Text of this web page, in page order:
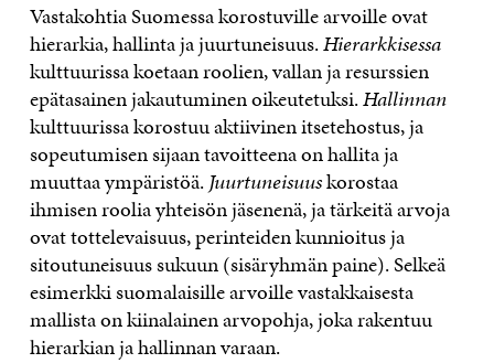
Vastakohtia Suomessa korostuville arvoille ovat
hierarkia, hallinta ja juurtuneisuus.Hierarkkisessa
kulttuurissa koetaan roolien, vallan ja resurssien
epätasainen jakautuminen oikeutetuksi.Hallinnan
kulttuurissa korostuu aktiivinen itsetehostus, ja
sopeutumisen sijaan tavoitteena on hallita ja
muuttaa ympäristöä. Juurtuneisuuskorostaa
ihmisen roolia yhteisön jäsenenä, ja tärkeitä arvoja
ovat tottelevaisuus, perinteiden kunnioitus ja
sitoutuneisuus sukuun (sisäryhmän paine). Selkeä
esimerkki suomalaisille arvoille vastakkaisesta
mallista on kiinalainen arvopohja, joka rakentuu
hierarkian ja hallinnan varaan.